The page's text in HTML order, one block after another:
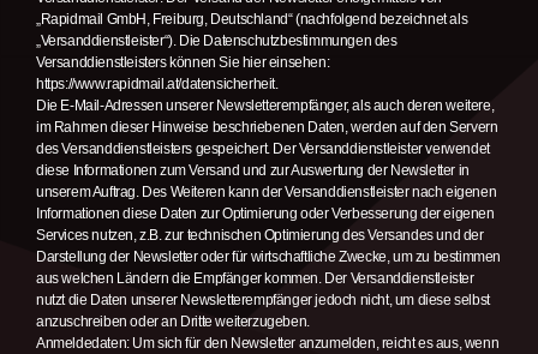
„Rapidmail GmbH, Freiburg, Deutschland“ (nachfolgend bezeichnet als
„Versanddienstleister“). Die Datenschutzbestimmungen des
Versanddienstleisters können Sie hier einsehen:
https://www.rapidmail.at/datensicherheit.
Die E-Mail-Adressen unserer Newsletterempfänger, als auch deren weitere,
im Rahmen dieser Hinweise beschriebenen Daten, werden auf den Servern
des Versanddienstleisters gespeichert. Der Versanddienstleister verwendet
diese Informationen zum Versand und zur Auswertung der Newsletter in
unserem Auftrag. Des Weiteren kann der Versanddienstleister nach eigenen
Informationen diese Daten zur Optimierung oder Verbesserung der eigenen
Services nutzen, z.B. zur technischen Optimierung des Versandes und der
Darstellung der Newsletter oder für wirtschaftliche Zwecke, um zu bestimmen
aus welchen Ländern die Empfänger kommen. Der Versanddienstleister
nutzt die Daten unserer Newsletterempfänger jedoch nicht, um diese selbst
anzuschreiben oder an Dritte weiterzugeben.
Anmeldedaten: Um sich für den Newsletter anzumelden, reicht es aus, wenn